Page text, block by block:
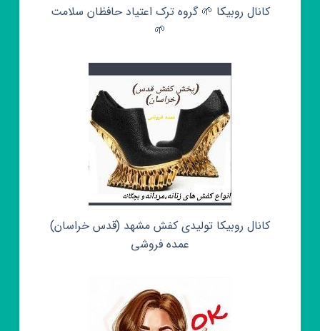
کانال روبیکا 🌱 گروه ترک اعتیاد حافظان سلامت
🌱
کانال روبیکا تولیدی کفش مشهد (قدس خراسان)
عمده فروشی